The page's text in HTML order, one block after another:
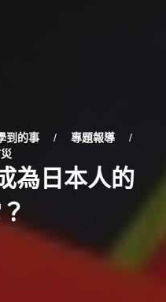
到的事 / 專題報導
/
為日本人的